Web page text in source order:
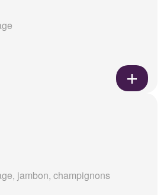
jambon, champignons